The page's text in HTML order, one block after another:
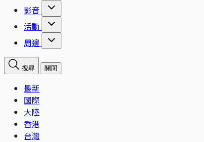
影音
活動
周邊
搜尋 關閉
最新
國際
大陸
香港
台灣